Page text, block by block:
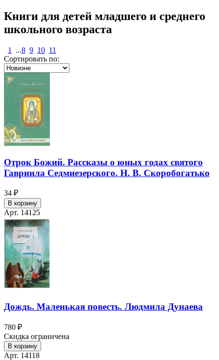
Книги для детей младшего и среднего
школьного возраста
1 ...8 9 10 11
Сортировать по:
Отрок Божий. Рассказы о юных годах святого
Гавриила Седмиезерского. Н. В. Скоробогатько
34 ₽
В корзину
Арт. 14125
Дождь. Маленькая повесть. Людмила Дунаева
780 ₽
Скидка ограничена
В корзину
Арт. 14118